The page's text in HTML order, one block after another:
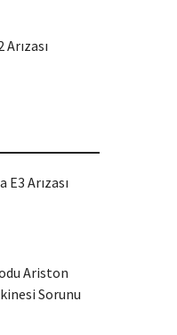
Arızası
Ariston
Sorunu